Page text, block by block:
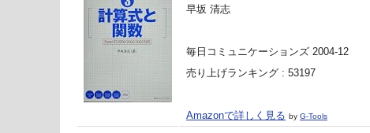
早坂 清志
毎日コミュニケーションズ 2004-12
売り上げランキング : 53197
Amazonで詳しく見る by G-Tools